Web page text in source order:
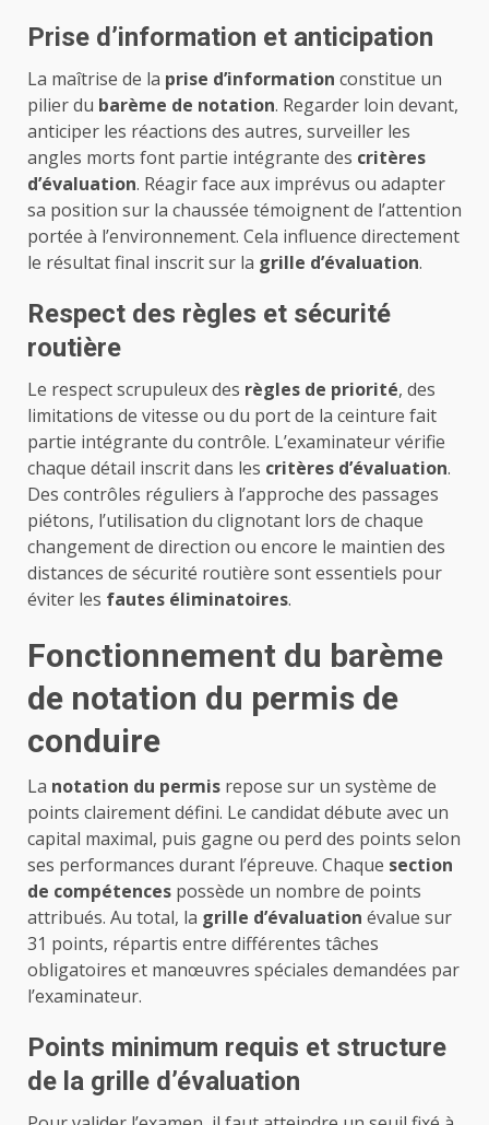
Prise d’information et anticipation
La maîtrise de la prise d’information constitue un
pilier du barème de notation. Regarder loin devant,
anticiper les réactions des autres, surveiller les
angles morts font partie intégrante des critères
d’évaluation. Réagir face aux imprévus ou adapter
sa position sur la chaussée témoignent de l’attention
portée à l’environnement. Cela influence directement
le résultat final inscrit sur la grille d’évaluation.
Respect des règles et sécurité
routière
Le respect scrupuleux des règles de priorité, des
limitations de vitesse ou du port de la ceinture fait
partie intégrante du contrôle. L’examinateur vérifie
chaque détail inscrit dans les critères d’évaluation.
Des contrôles réguliers à l’approche des passages
piétons, l’utilisation du clignotant lors de chaque
changement de direction ou encore le maintien des
distances de sécurité routière sont essentiels pour
éviter les fautes éliminatoires.
Fonctionnement du barème
de notation du permis de
conduire
La notation du permis repose sur un système de
points clairement défini. Le candidat débute avec un
capital maximal, puis gagne ou perd des points selon
ses performances durant l’épreuve. Chaque section
de compétences possède un nombre de points
attribués. Au total, la grille d’évaluation évalue sur
31 points, répartis entre différentes tâches
obligatoires et manœuvres spéciales demandées par
l’examinateur.
Points minimum requis et structure
de la grille d’évaluation